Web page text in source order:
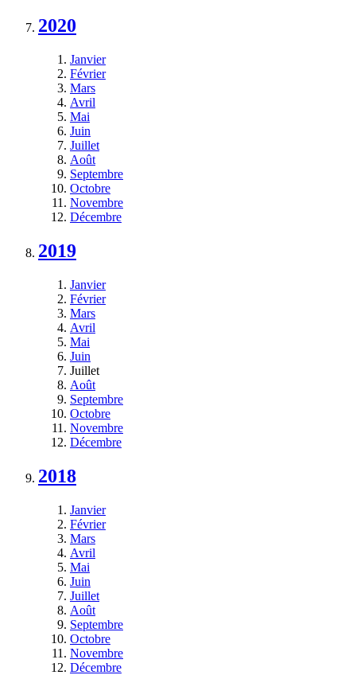
2020
Janvier
Février
Mars
Avril
Mai
Juin
Juillet
Août
Septembre
Octobre
Novembre
Décembre
2019
Janvier
Février
Mars
Avril
Mai
Juin
Juillet
Août
Septembre
Octobre
Novembre
Décembre
2018
Janvier
Février
Mars
Avril
Mai
Juin
Juillet
Août
Septembre
Octobre
Novembre
Décembre